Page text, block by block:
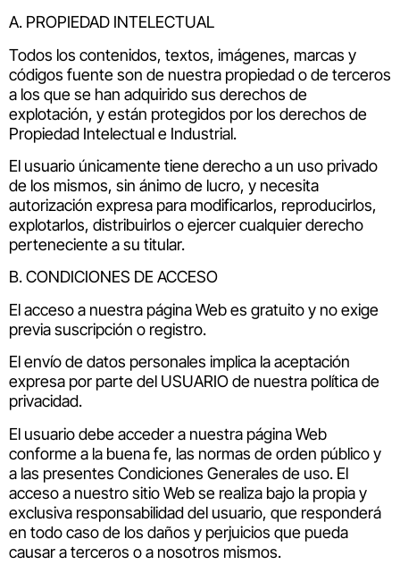
A. PROPIEDAD INTELECTUAL
Todos los contenidos, textos, imágenes, marcas y
códigos fuente son de nuestra propiedad o de terceros
a los que se han adquirido sus derechos de
explotación, y están protegidos por los derechos de
Propiedad Intelectual e Industrial.
El usuario únicamente tiene derecho a un uso privado
de los mismos, sin ánimo de lucro, y necesita
autorización expresa para modificarlos, reproducirlos,
explotarlos, distribuirlos o ejercer cualquier derecho
perteneciente a su titular.
B. CONDICIONES DE ACCESO
El acceso a nuestra página Web es gratuito y no exige
previa suscripción o registro.
El envío de datos personales implica la aceptación
expresa por parte del USUARIO de nuestra política de
privacidad.
El usuario debe acceder a nuestra página Web
conforme a la buena fe, las normas de orden público y
a las presentes Condiciones Generales de uso. El
acceso a nuestro sitio Web se realiza bajo la propia y
exclusiva responsabilidad del usuario, que responderá
en todo caso de los daños y perjuicios que pueda
causar a terceros o a nosotros mismos.